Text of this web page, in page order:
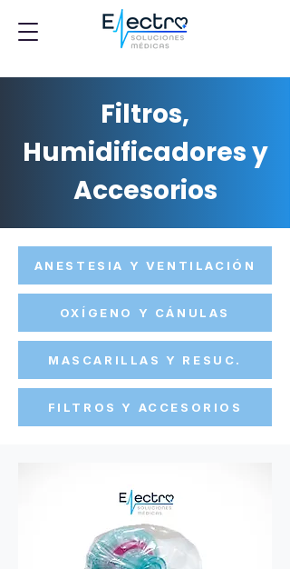
Filtros,
Humidificadores y
Accesorios
ANESTESIA Y VENTILACIÓN
OXÍGENO Y CÁNULAS
MASCARILLAS Y RESUC.
FILTROS Y ACCESORIOS